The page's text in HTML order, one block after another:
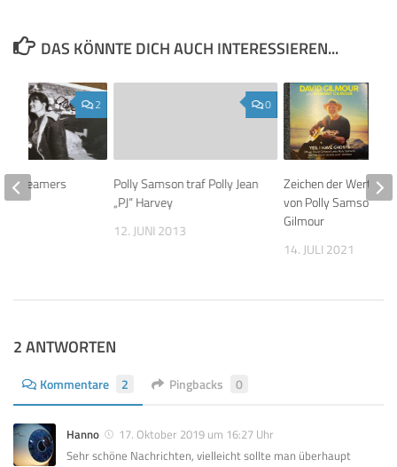
DAS KÖNNTE DICH AUCH INTERESSIEREN...
0
Polly Samson traf Polly Jean
„PJ“ Harvey
12. JUNI 2013
Zeichen der
von Polly Samson
Gilmour
14. JULI 2021
2
Dreamers
2 ANTWORTEN
Kommentare 2 Pingbacks 0
Hanno
17. Oktober 2019 um 16:27 Uhr
Sehr schöne Nachrichten, vielleicht sollte man überhaupt